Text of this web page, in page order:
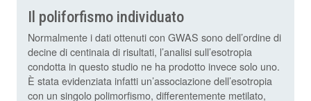
Il poliforfismo individuato
Normalmente i dati ottenuti con GWAS sono dell’ordine di
decine di centinaia di risultati, l’analisi sull’esotropia
condotta in questo studio ne ha prodotto invece solo uno.
È stata evidenziata infatti un’associazione dell’esotropia
con un singolo polimorfismo, differentemente metilato,